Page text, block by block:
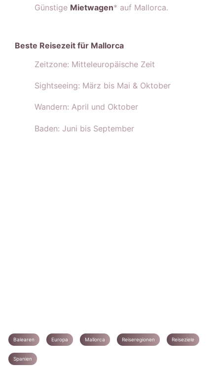
Günstige Mietwagen* auf Mallorca.
Beste Reisezeit für Mallorca
Zeitzone: Mitteleuropäische Zeit
Sightseeing: März bis Mai & Oktober
Wandern: April und Oktober
Baden: Juni bis September
Balearen Europa Mallorca Reiseregionen Reiseziele
Spanien